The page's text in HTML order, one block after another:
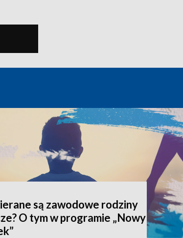
są zawodowe rodziny
O tym w programie „Nowy